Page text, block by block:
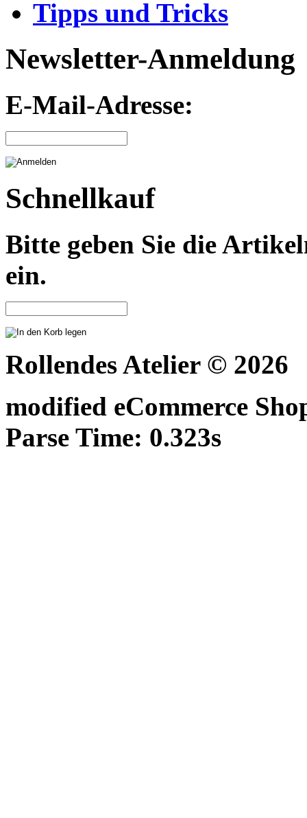
Tipps und Tricks
Newsletter-Anmeldung
E-Mail-Adresse:
Schnellkauf
Bitte geben Sie die
ein.
Rollendes Atelier © 2026
modified eCommerce
Parse Time: 0.323s